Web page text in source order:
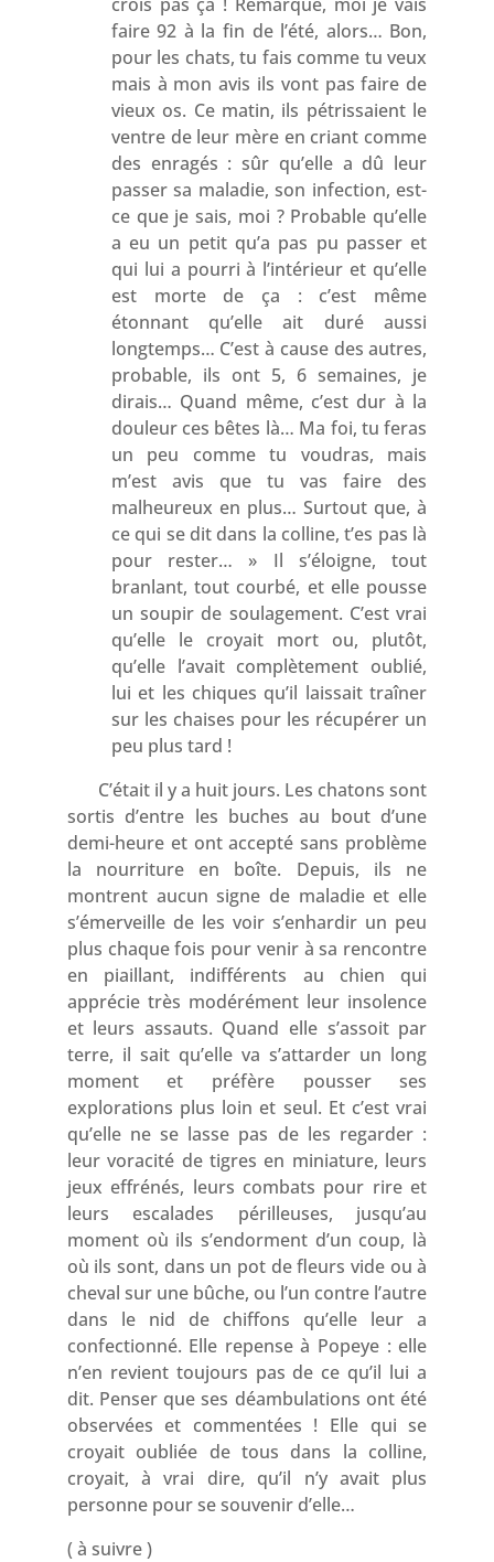
faire 92 à la fin de l’été, alors… Bon,
pour les chats, tu fais comme tu veux
mais à mon avis ils vont pas faire de
vieux os. Ce matin, ils pétrissaient le
ventre de leur mère en criant comme
des enragés : sûr qu’elle a dû leur
passer sa maladie, son infection, est-
ce que je sais, moi ? Probable qu’elle
a eu un petit qu’a pas pu passer et
qui lui a pourri à l’intérieur et qu’elle
est morte de ça : c’est même
étonnant qu’elle ait duré aussi
longtemps… C’est à cause des autres,
probable, ils ont 5, 6 semaines, je
dirais… Quand même, c’est dur à la
douleur ces bêtes là… Ma foi, tu feras
un peu comme tu voudras, mais
m’est avis que tu vas faire des
malheureux en plus… Surtout que, à
ce qui se dit dans la colline, t’es pas là
pour rester… » Il s’éloigne, tout
branlant, tout courbé, et elle pousse
un soupir de soulagement. C’est vrai
qu’elle le croyait mort ou, plutôt,
qu’elle l’avait complètement oublié,
lui et les chiques qu’il laissait traîner
sur les chaises pour les récupérer un
peu plus tard !
C’était il y a huit jours. Les chatons sont
sortis d’entre les buches au bout d’une
demi-heure et ont accepté sans problème
la nourriture en boîte. Depuis, ils ne
montrent aucun signe de maladie et elle
s’émerveille de les voir s’enhardir un peu
plus chaque fois pour venir à sa rencontre
en piaillant, indifférents au chien qui
apprécie très modérément leur insolence
et leurs assauts. Quand elle s’assoit par
terre, il sait qu’elle va s’attarder un long
moment et préfère pousser ses
explorations plus loin et seul. Et c’est vrai
qu’elle ne se lasse pas de les regarder :
leur voracité de tigres en miniature, leurs
jeux effrénés, leurs combats pour rire et
leurs escalades périlleuses, jusqu’au
moment où ils s’endorment d’un coup, là
où ils sont, dans un pot de fleurs vide ou à
cheval sur une bûche, ou l’un contre l’autre
dans le nid de chiffons qu’elle leur a
confectionné. Elle repense à Popeye : elle
n’en revient toujours pas de ce qu’il lui a
dit. Penser que ses déambulations ont été
observées et commentées ! Elle qui se
croyait oubliée de tous dans la colline,
croyait, à vrai dire, qu’il n’y avait plus
personne pour se souvenir d’elle…
( à suivre )